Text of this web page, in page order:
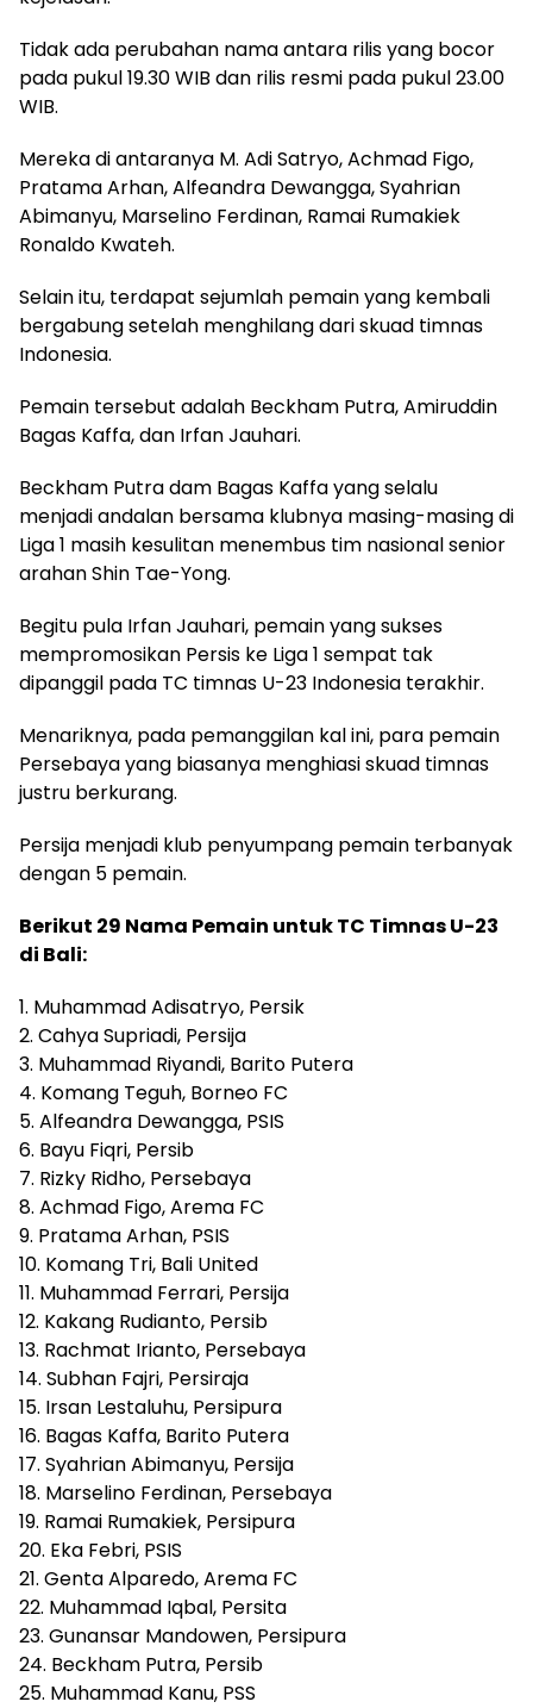
Tidak ada perubahan nama antara rilis yang bocor
pada pukul 19.30 WIB dan rilis resmi pada pukul 23.00
WIB.
Mereka di antaranya M. Adi Satryo, Achmad Figo,
Pratama Arhan, Alfeandra Dewangga, Syahrian
Abimanyu, Marselino Ferdinan, Ramai Rumakiek
Ronaldo Kwateh.
Selain itu, terdapat sejumlah pemain yang kembali
bergabung setelah menghilang dari skuad timnas
Indonesia.
Pemain tersebut adalah Beckham Putra, Amiruddin
Bagas Kaffa, dan Irfan Jauhari.
Beckham Putra dam Bagas Kaffa yang selalu
menjadi andalan bersama klubnya masing-masing di
Liga 1 masih kesulitan menembus tim nasional senior
arahan Shin Tae-Yong.
Begitu pula Irfan Jauhari, pemain yang sukses
mempromosikan Persis ke Liga 1 sempat tak
dipanggil pada TC timnas U-23 Indonesia terakhir.
Menariknya, pada pemanggilan kal ini, para pemain
Persebaya yang biasanya menghiasi skuad timnas
justru berkurang.
Persija menjadi klub penyumpang pemain terbanyak
dengan 5 pemain.
Berikut 29 Nama Pemain untuk TC Timnas U-23
di Bali:
1. Muhammad Adisatryo, Persik
2. Cahya Supriadi, Persija
3. Muhammad Riyandi, Barito Putera
4. Komang Teguh, Borneo FC
5. Alfeandra Dewangga, PSIS
6. Bayu Fiqri, Persib
7. Rizky Ridho, Persebaya
8. Achmad Figo, Arema FC
9. Pratama Arhan, PSIS
10. Komang Tri, Bali United
11. Muhammad Ferrari, Persija
12. Kakang Rudianto, Persib
13. Rachmat Irianto, Persebaya
14. Subhan Fajri, Persiraja
15. Irsan Lestaluhu, Persipura
16. Bagas Kaffa, Barito Putera
17. Syahrian Abimanyu, Persija
18. Marselino Ferdinan, Persebaya
19. Ramai Rumakiek, Persipura
20. Eka Febri, PSIS
21. Genta Alparedo, Arema FC
22. Muhammad Iqbal, Persita
23. Gunansar Mandowen, Persipura
24. Beckham Putra, Persib
25. Muhammad Kanu, PSS